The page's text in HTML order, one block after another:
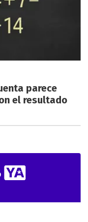
parece
el resultado